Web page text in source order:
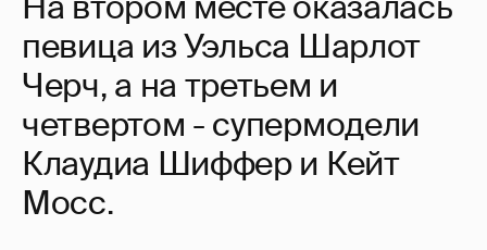
певица из Уэльса Шарлот
Черч, а на третьем и
четвертом - супермодели
Клаудиа Шиффер и Кейт
Мосс.